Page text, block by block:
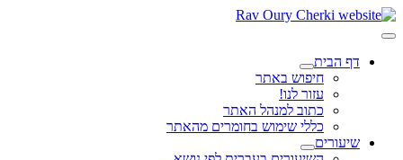
דף הבית
חיפוש באתר
עזור לנו!
כתוב למנהל האתר
כללי שימוש בחומרים מהאתר
שיעורים